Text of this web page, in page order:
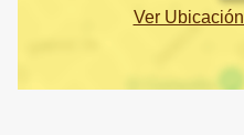
Ver Ubicación